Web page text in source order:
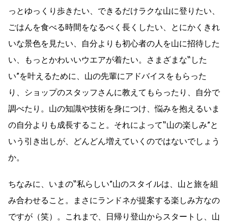
っとゆっくり歩きたい、できるだけラクな山に登りたい、
ごはんを食べる時間をなるべく長くしたい、とにかくきれ
いな景色を見たい、自分よりも初心者の人を山に招待した
い、もっとかわいいウエアが着たい。さまざまな‟した
い”を叶えるために、山の先輩にアドバイスをもらった
り、ショップのスタッフさんに教えてもらったり、自分で
調べたり。山の知識や技術を身につけ、悩みを抱えるいま
の自分よりも成長すること。それによって‟山の楽しみ”と
いう引き出しが、どんどん増えていくのではないでしょう
か。
ちなみに、いまの‟私らしい”山のスタイルは、山と旅を組
み合わせること。まさにランドネが提案する楽しみ方なの
ですが（笑）。これまで、日帰り登山からスタートし、山